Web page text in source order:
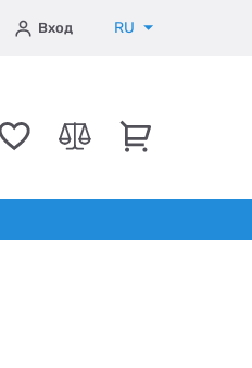
Вход RU